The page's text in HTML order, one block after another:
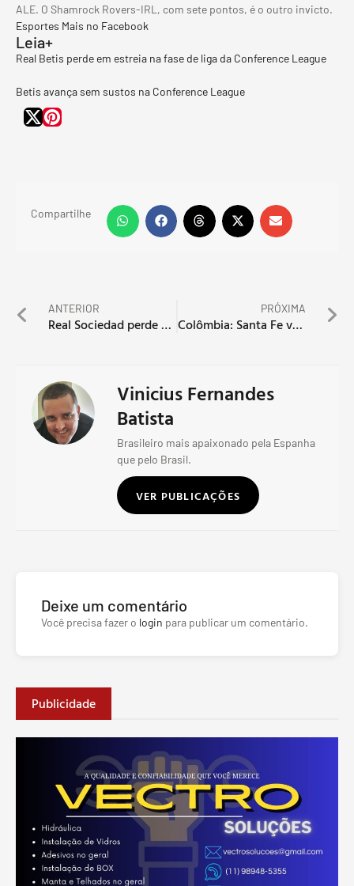
ALE. O Shamrock Rovers-IRL, com sete pontos, é o outro invicto.
Esportes Mais no Facebook
Leia+
Real Betis perde em estreia na fase de liga da Conference League
Betis avança sem sustos na Conference League
Compartilhe
ANTERIOR
Real Sociedad perde e se complica na Liga Europa
PRÓXIMA
Colômbia: Santa Fe vence e assume liderança
Vinicius Fernandes
Batista
Brasileiro mais apaixonado pela Espanha
que pelo Brasil.
VER PUBLICAÇÕES
Deixe um comentário
Você precisa fazer o login para publicar um comentário.
Publicidade